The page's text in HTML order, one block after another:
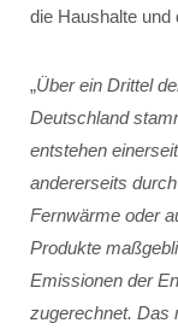
die Haushalte und
„Über ein Drittel
Deutschland
entstehen
andererseits
Fernwärme oder
Produkte
Emissionen der
zugerechnet. Das